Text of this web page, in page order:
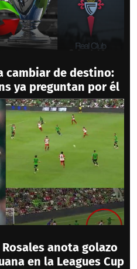
cambiar de destino:
ya preguntan por él
anota golazo
en la Leagues Cup